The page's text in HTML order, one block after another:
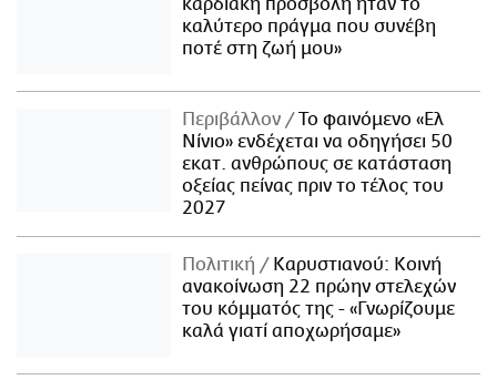
καρδιακή προσβολή ήταν το
καλύτερο πράγμα που συνέβη
ποτέ στη ζωή μου»
Περιβάλλον
Το φαινόμενο «Ελ
Νίνιο» ενδέχεται να οδηγήσει 50
εκατ. ανθρώπους σε κατάσταση
οξείας πείνας πριν το τέλος του
2027
Πολιτική
Καρυστιανού: Κοινή
ανακοίνωση 22 πρώην στελεχών
του κόμματός της - «Γνωρίζουμε
καλά γιατί αποχωρήσαμε»